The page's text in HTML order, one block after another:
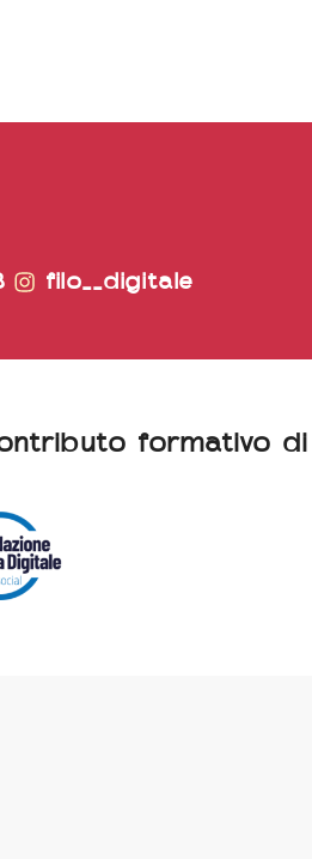
filo__digitale
formativo di